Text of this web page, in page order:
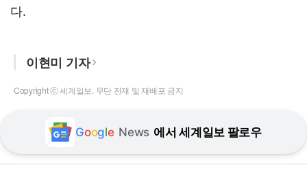
다.
이현미 기자
Copyright ⓒ 세계일보. 무단 전재 및 재배포 금지
Google News 에서 세계일보 팔로우